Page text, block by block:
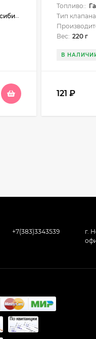
Подгорная, 37, Бердск, ул. Ленина, 89
Топливо::
Тип
Вес: 220 г
В
121₽
+7(383)3343539
г.